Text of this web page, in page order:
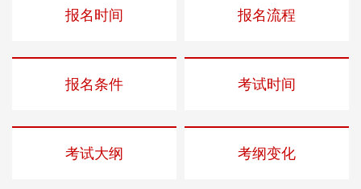
报名时间 报名流程
报名条件 考试时间
考试大纲 考纲变化